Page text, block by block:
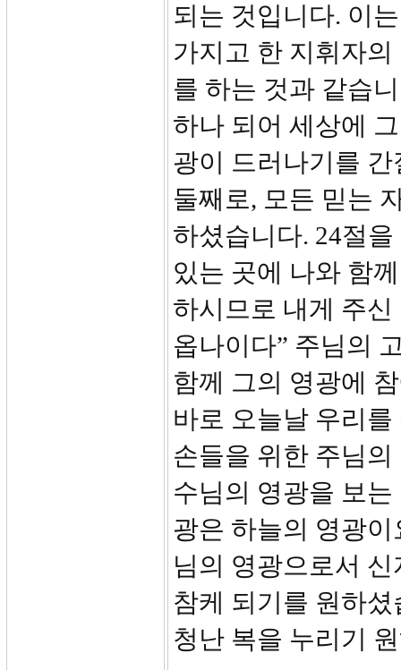
되는 것입니다. 이
가지고 한 지휘자
를 하는 것과 같습
하나 되어 세상에
광이 드러나기를
둘째로, 모든 믿는
하셨습니다. 24절
있는 곳에 나와 함
하시므로 내게 주
옵나이다” 주님의
함께 그의 영광에
바로 오늘날 우리
손들을 위한 주님
수님의 영광을 보
광은 하늘의 영광
님의 영광으로서
참케 되기를 원하
청난 복을 누리기